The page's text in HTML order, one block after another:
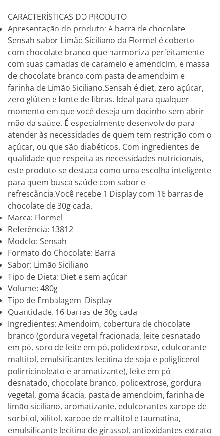
CARACTERÍSTICAS DO PRODUTO
Apresentação do produto: A barra de chocolate
Sensah sabor Limão Siciliano da Flormel é coberto
com chocolate branco que harmoniza perfeitamente
com suas camadas de caramelo e amendoim, e massa
de chocolate branco com pasta de amendoim e
farinha de Limão Siciliano.Sensah é diet, zero açúcar,
zero glúten e fonte de fibras. Ideal para qualquer
momento em que você deseja um docinho sem abrir
mão da saúde. É especialmente desenvolvido para
atender às necessidades de quem tem restrição com o
açúcar, ou que são diabéticos. Com ingredientes de
qualidade que respeita as necessidades nutricionais,
este produto se destaca como uma escolha inteligente
para quem busca saúde com sabor e
refrescância.Você recebe 1 Display com 16 barras de
chocolate de 30g cada.
Marca: Flormel
Referência: 13812
Modelo: Sensah
Formato do Chocolate: Barra
Sabor: Limão Siciliano
Tipo de Dieta: Diet e sem açúcar
Volume: 480g
Tipo de Embalagem: Display
Quantidade: 16 barras de 30g cada
Ingredientes: Amendoim, cobertura de chocolate
branco (gordura vegetal fracionada, leite desnatado
em pó, soro de leite em pó, polidextrose, edulcorante
maltitol, emulsificantes lecitina de soja e poliglicerol
polirricinoleato e aromatizante), leite em pó
desnatado, chocolate branco, polidextrose, gordura
vegetal, goma ácacia, pasta de amendoim, farinha de
limão siciliano, aromatizante, edulcorantes xarope de
sorbitol, xilitol, xarope de maltitol e taumatina,
emulsificante lecitina de girassol, antioxidantes extrato